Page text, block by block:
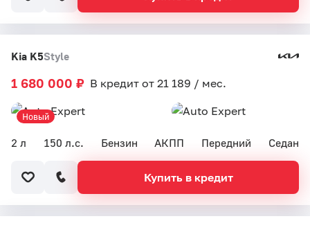
Kia K5Style
2 л 150 л.с. Бензин АКПП Передний Седан
1 680 000 ₽ В кредит от 21 189 / мес.
Новый
Купить в кредит